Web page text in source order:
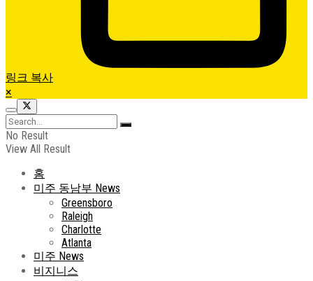
링크 복사
×
No Result
View All Result
홈
미주 동남부 News
Greensboro
Raleigh
Charlotte
Atlanta
미주 News
비지니스